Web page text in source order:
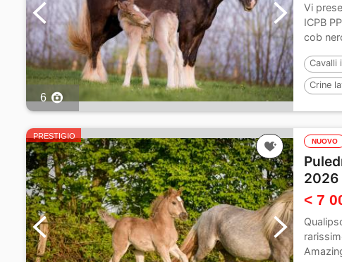
6
Vi
ICPB
cob
Cavalli
Crine
PRESTIGIO
NUOVO
2026
< 7